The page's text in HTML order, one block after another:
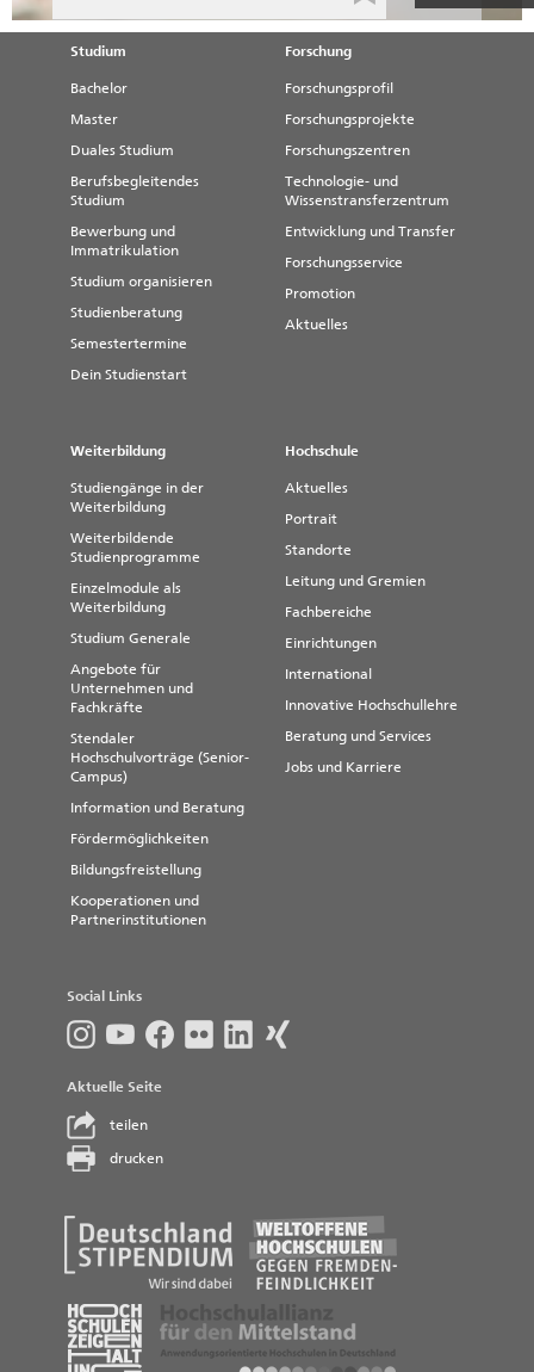
Studium
Bachelor
Master
Duales Studium
Berufsbegleitendes
Studium
Bewerbung und
Immatrikulation
Studium organisieren
Studienberatung
Semestertermine
Dein Studienstart
Forschung
Forschungsprofil
Forschungsprojekte
Forschungszentren
Technologie- und
Wissenstransferzentrum
Entwicklung und Transfer
Forschungsservice
Promotion
Aktuelles
Weiterbildung
Studiengänge in der
Weiterbildung
Weiterbildende
Studienprogramme
Einzelmodule als
Weiterbildung
Studium Generale
Angebote für
Unternehmen und
Fachkräfte
Stendaler
Hochschulvorträge (Senior-
Campus)
Information und Beratung
Fördermöglichkeiten
Bildungsfreistellung
Kooperationen und
Partnerinstitutionen
Hochschule
Aktuelles
Portrait
Standorte
Leitung und Gremien
Fachbereiche
Einrichtungen
International
Innovative Hochschullehre
Beratung und Services
Jobs und Karriere
Social Links
Aktuelle Seite
teilen
drucken